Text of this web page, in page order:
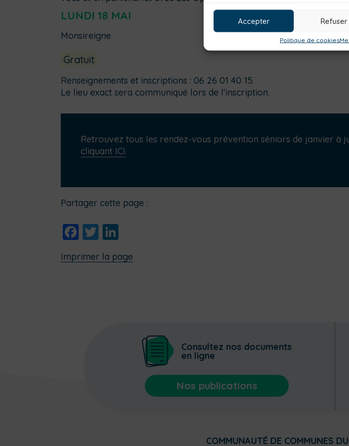
Accepter Refuser
Politique de cookies
LUNDI 18 MAI
Monsireigne
Gratuit
Renseignements et inscriptions : 06 26 01 40 15.
Le lieu exact sera communiqué lors de l’inscription.
Retrouvez tous les rendez-vous prévention séniors de janvier à
cliquant ICI.
Partager cette page :
Facebook
Twitter
Imprimer la page
Consultez nos documents
en ligne
Nos publications
COMMUNAUTÉ DE COMMUNES DU